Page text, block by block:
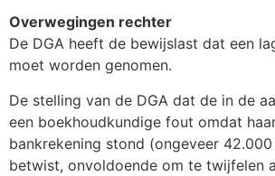
Overwegingen rechter
De DGA heeft de bewijslast dat een
moet worden genomen.
De stelling van de DGA dat de in de
een boekhoudkundige fout omdat
bankrekening stond (ongeveer
betwist, onvoldoende om te twijfelen